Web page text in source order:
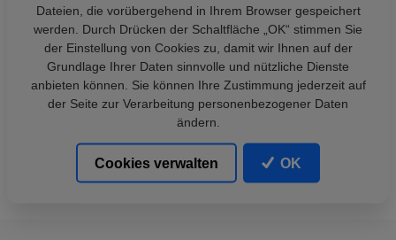
Dateien, die vorübergehend in Ihrem Browser gespeichert
werden. Durch Drücken der Schaltfläche „OK“ stimmen Sie
der Einstellung von Cookies zu, damit wir Ihnen auf der
Grundlage Ihrer Daten sinnvolle und nützliche Dienste
anbieten können. Sie können Ihre Zustimmung jederzeit auf
der Seite zur Verarbeitung personenbezogener Daten
ändern.
Cookies verwalten OK